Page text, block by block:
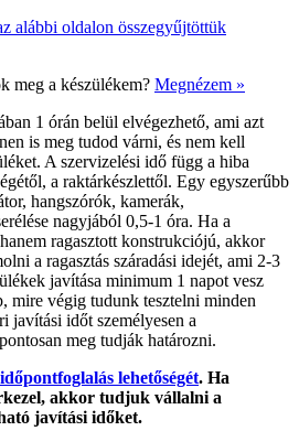
alábbi oldalon összegyűjtöttük
meg a készülékem? Megnézem »
1 órán belül elvégezhető, ami azt
is meg tudod várni, és nem kell
A szervizelési idő függ a hiba
a raktárkészlettől. Egy egyszerűbb
hangszórók, kamerák,
nagyjából 0,5-1 óra. Ha a
ragasztott konstrukciójú, akkor
a ragasztás száradási idejét, ami 2-3
javítása minimum 1 napot vesz
mire végig tudunk tesztelni minden
javítási időt személyesen a
meg tudják határozni.
lehetőségét. Ha
akkor tudjuk vállalni a
javítási időket.